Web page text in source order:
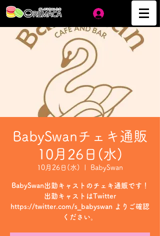
BabySwanチェキ通販
10月26日(水)
10月26日(水) BabySwan
BabySwan出勤キャストのチェキ通販です！
出勤キャストはTwitter
https://twitter.com/s_babyswan よりご確認
ください。